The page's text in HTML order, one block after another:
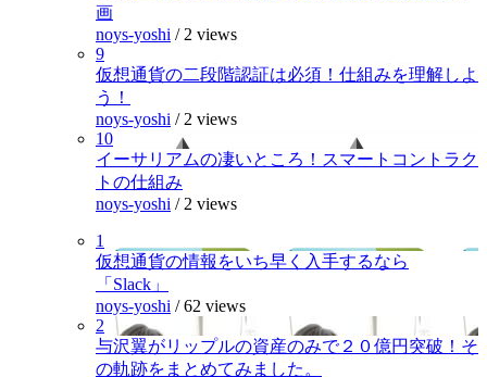
画
noys-yoshi / 2 views
9
仮想通貨の二段階認証は必須！仕組みを理解しよ
う！
noys-yoshi / 2 views
10
イーサリアムの凄いところ！スマートコントラク
トの仕組み
noys-yoshi / 2 views
1
仮想通貨の情報をいち早く入手するなら
「Slack」
noys-yoshi /62 views
2
与沢翼がリップルの資産のみで２０億円突破！そ
の軌跡をまとめてみました。